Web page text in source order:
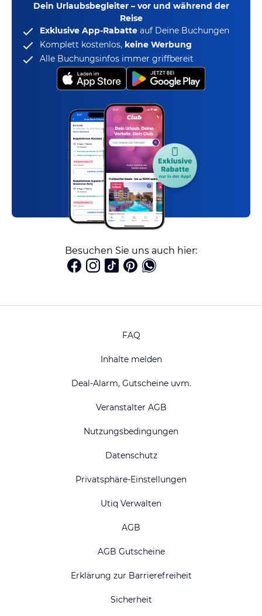
Dein Urlaubsbegleiter – vor und während der
Reise
Exklusive App-Rabatte auf Deine Buchungen
Komplett kostenlos, keine Werbung
Alle Buchungsinfos immer griffbereit
Besuchen Sie uns auch hier:
FAQ
Inhalte melden
Deal-Alarm, Gutscheine uvm.
Veranstalter AGB
Nutzungsbedingungen
Datenschutz
Privatsphäre-Einstellungen
Utiq Verwalten
AGB
AGB Gutscheine
Erklärung zur Barrierefreiheit
Sicherheit